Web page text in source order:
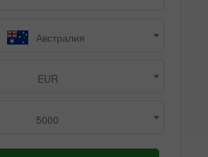
Австралия
EUR
5000